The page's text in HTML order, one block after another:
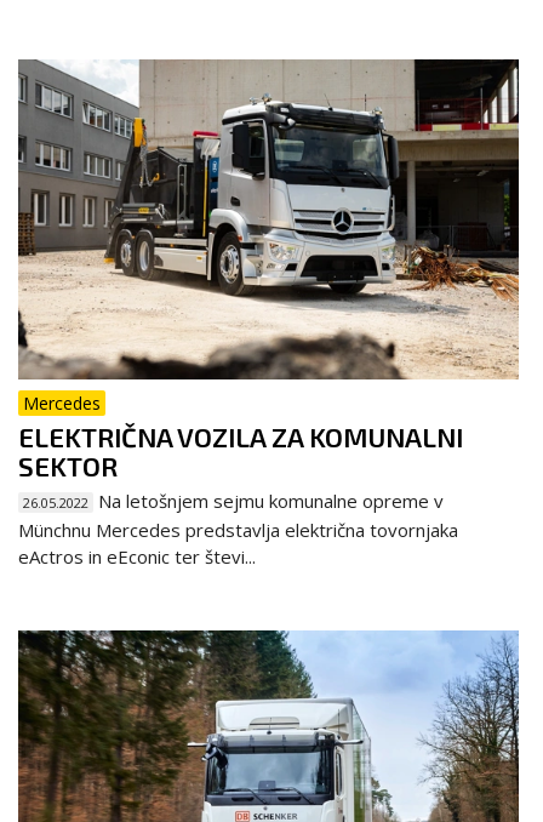
Mercedes
ELEKTRIČNA VOZILA ZA KOMUNALNI
SEKTOR
26.05.2022
Na letošnjem sejmu komunalne opreme v
Münchnu Mercedes predstavlja električna tovornjaka
eActros in eEconic ter števi...